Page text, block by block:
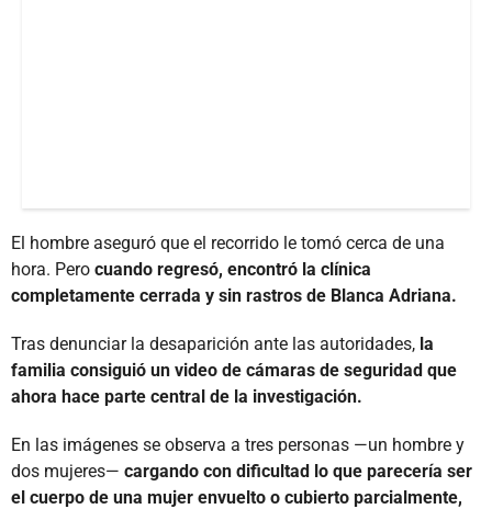
El hombre aseguró que el recorrido le tomó cerca de una
hora. Pero cuando regresó, encontró la clínica
completamente cerrada y sin rastros de Blanca Adriana.
Tras denunciar la desaparición ante las autoridades, la
familia consiguió un video de cámaras de seguridad que
ahora hace parte central de la investigación.
En las imágenes se observa a tres personas —un hombre y
dos mujeres— cargando con dificultad lo que parecería ser
el cuerpo de una mujer envuelto o cubierto parcialmente,